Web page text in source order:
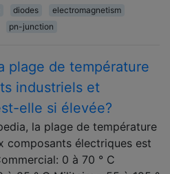
diodes
electromagnetism
pn-junction
plage de température
industriels et
elle si élevée?
la plage de température
composants électriques est
0 à 70 ° C